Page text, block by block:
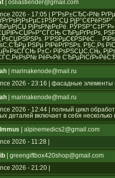
| osliastiender@gmail.com
2026 - 17:05 | Р”РѕР±СЂС‹Р№
РјРѕР№РєРё.
СЂРµРґРєРѕ,
Р’РЅРµС€РЅРёС…
РЅРµ РІРёРґРЅРѕ. Р§С‚Рѕ
Р±С‹ РїРѕРЅСЏС‚СЊ,
РёР»Рё
| marinakenode@mail.ru
2026 - 23:16 | фасадные элементы
| marinakenode@mail.ru
2026 - 12:44 | полный цикл
деталей включает в себя несколько
| alpinemedics2@gmail.com
2026 - 11:28 |
| greengiftbox420shop@gmail.com
2026 - 21:20 |